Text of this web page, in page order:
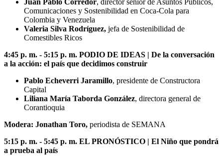
Comunicaciones y Sostenibilidad en Coca-Cola para
Colombia y Venezuela
Valeria Silva Rodríguez, jefa de Sostenibilidad de
Comestibles Ricos
4:45 p. m. - 5:15 p. m. PODIO DE IDEAS | De la conversación
a la acción: el país que decidimos construir
Pablo Echeverri Jaramillo, presidente de Constructora
Capital
Liliana María Taborda González, directora general de
Corantioquia
Modera: Jonathan Toro, periodista de SEMANA
5:15 p. m. - 5:45 p. m. EL PRONÓSTICO | El Niño que pondrá
a prueba al país